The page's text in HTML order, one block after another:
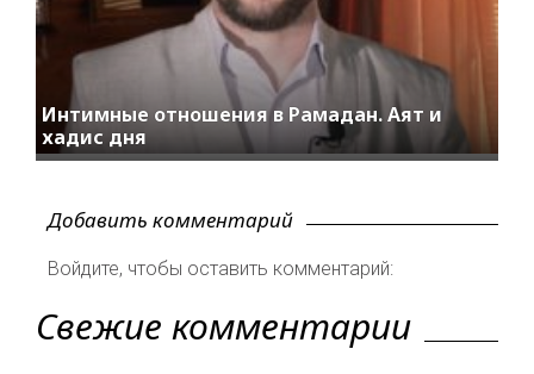
Интимные отношения в Рамадан. Аят и
хадис дня
Добавить комментарий
Войдите, чтобы оставить комментарий:
Свежие комментарии